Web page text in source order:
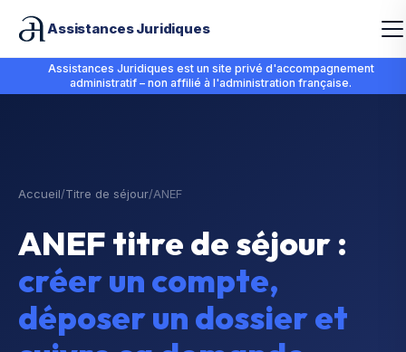
Assistances Juridiques
Assistances Juridiques est un site privé d'accompagnement
administratif – non affilié à l'administration française.
Accueil/Titre de séjour/ANEF
ANEF titre de séjour :
créer un compte,
déposer un dossier et